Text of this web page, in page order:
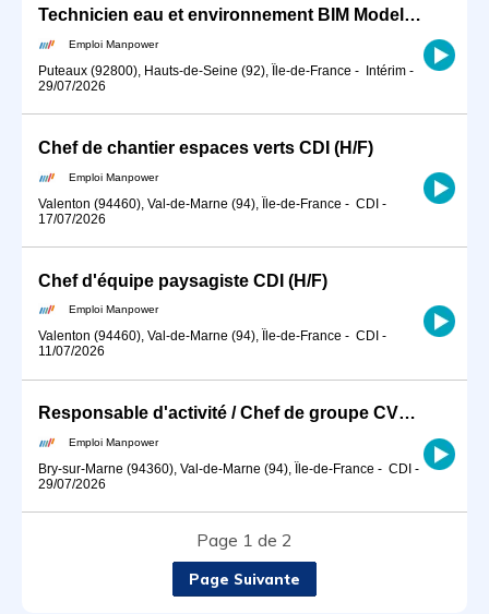
Technicien eau et environnement BIM Modeleur (H/F)
Emploi Manpower
Puteaux (92800), Hauts-de-Seine (92), Île-de-France - Intérim -
29/07/2026
Chef de chantier espaces verts CDI (H/F)
Emploi Manpower
Valenton (94460), Val-de-Marne (94), Île-de-France - CDI -
17/07/2026
Chef d'équipe paysagiste CDI (H/F)
Emploi Manpower
Valenton (94460), Val-de-Marne (94), Île-de-France - CDI -
11/07/2026
Responsable d'activité / Chef de groupe CVC (H/F)
Emploi Manpower
Bry-sur-Marne (94360), Val-de-Marne (94), Île-de-France - CDI -
29/07/2026
Page 1 de 2
Page Suivante